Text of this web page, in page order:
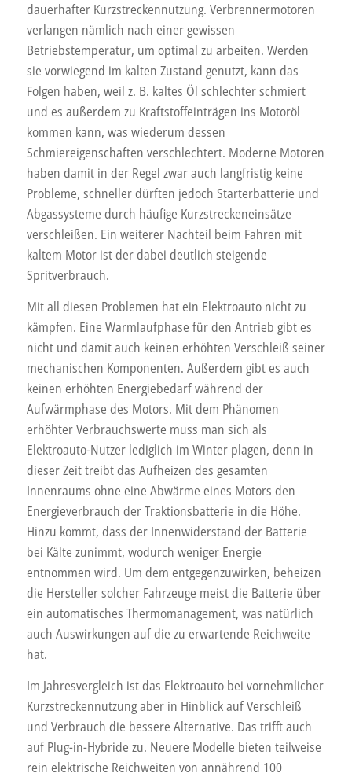
dauerhafter Kurzstreckennutzung. Verbrennermotoren
verlangen nämlich nach einer gewissen
Betriebstemperatur, um optimal zu arbeiten. Werden
sie vorwiegend im kalten Zustand genutzt, kann das
Folgen haben, weil z. B. kaltes Öl schlechter schmiert
und es außerdem zu Kraftstoffeinträgen ins Motoröl
kommen kann, was wiederum dessen
Schmiereigenschaften verschlechtert. Moderne Motoren
haben damit in der Regel zwar auch langfristig keine
Probleme, schneller dürften jedoch Starterbatterie und
Abgassysteme durch häufige Kurzstreckeneinsätze
verschleißen. Ein weiterer Nachteil beim Fahren mit
kaltem Motor ist der dabei deutlich steigende
Spritverbrauch.
Mit all diesen Problemen hat ein Elektroauto nicht zu
kämpfen. Eine Warmlaufphase für den Antrieb gibt es
nicht und damit auch keinen erhöhten Verschleiß seiner
mechanischen Komponenten. Außerdem gibt es auch
keinen erhöhten Energiebedarf während der
Aufwärmphase des Motors. Mit dem Phänomen
erhöhter Verbrauchswerte muss man sich als
Elektroauto-Nutzer lediglich im Winter plagen, denn in
dieser Zeit treibt das Aufheizen des gesamten
Innenraums ohne eine Abwärme eines Motors den
Energieverbrauch der Traktionsbatterie in die Höhe.
Hinzu kommt, dass der Innenwiderstand der Batterie
bei Kälte zunimmt, wodurch weniger Energie
entnommen wird. Um dem entgegenzuwirken, beheizen
die Hersteller solcher Fahrzeuge meist die Batterie über
ein automatisches Thermomanagement, was natürlich
auch Auswirkungen auf die zu erwartende Reichweite
hat.
Im Jahresvergleich ist das Elektroauto bei vornehmlicher
Kurzstreckennutzung aber in Hinblick auf Verschleiß
und Verbrauch die bessere Alternative. Das trifft auch
auf Plug-in-Hybride zu. Neuere Modelle bieten teilweise
rein elektrische Reichweiten von annährend 100